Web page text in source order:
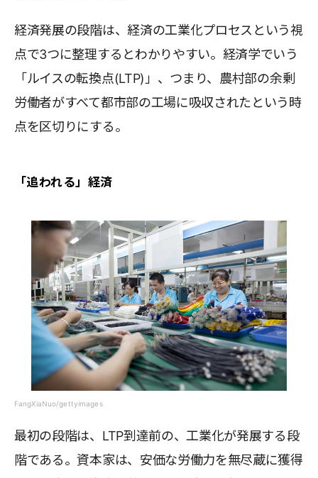
経済発展の段階は、経済の工業化プロセスという視
点で3つに整理するとわかりやすい。経済学でいう
「ルイスの転換点(LTP)」、つまり、農村部の余剰
労働者がすべて都市部の工場に吸収されたという時
点を区切りにする。
「追われる」経済
FangXiaNuo/gettyimages
最初の段階は、LTP到達前の、工業化が発展する段
階である。資本家は、安価な労働力を無尽蔵に獲得